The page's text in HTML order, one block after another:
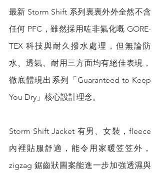
最新 Storm Shift 系列裏裏外外全然不含
任何 PFC，雖然採用咗非氟化嘅 GORE-
TEX 科技與耐久撥水處理，但無論防
水、透氣、耐用三方面均有絕佳表現，
徹底體現出系列「Guaranteed to Keep
You Dry」核心設計理念。
Storm Shift Jacket 有男、女裝，fleece
內裡貼服舒適，能令用家暖笠笠外，
zigzag 鋸齒狀圖案能進一步加強透濕與